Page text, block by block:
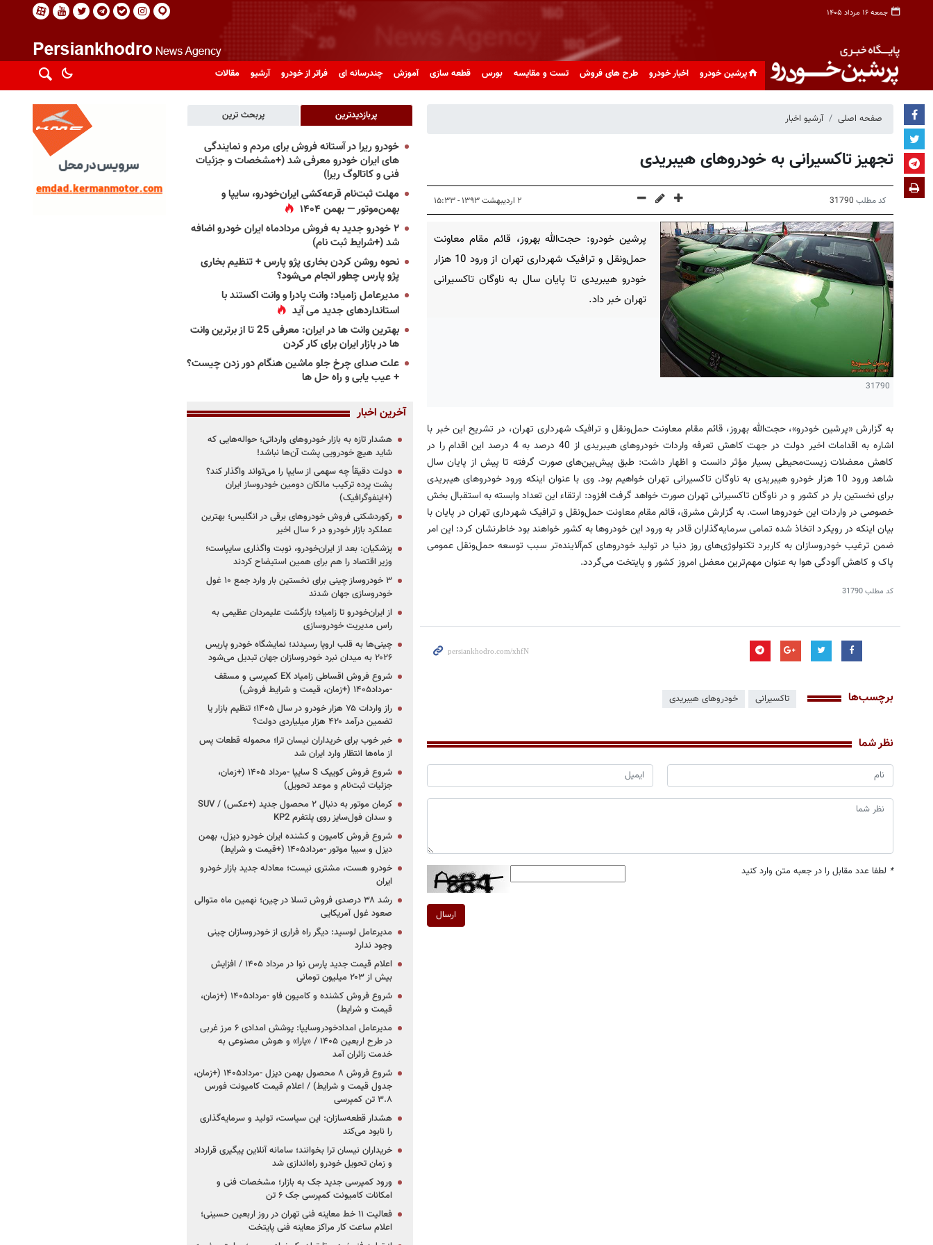
جمعه ۱۶ مرداد ۱۴۰۵
پرشین خودرو اخبار خودرو طرح های فروش تست و مقایسه بورس قطعه سازی آموزش چندرسانه ای فراتر از خودرو آرشیو مقالات
صفحه اصلی آرشیو اخبار
تجهیز تاکسیرانی به خودروهای هیبریدی
کد مطلب 31790 ۲ اردیبهشت ۱۳۹۳ - ۱۵:۳۳
31790
پرشین خودرو: حجت‌الله بهروز، قائم مقام معاونت
حمل‌ونقل و ترافیک شهرداری تهران از ورود 10 هزار
خودرو هیبریدی تا پایان سال به ناوگان تاکسیرانی
تهران خبر داد.
به گزارش «پرشین خودرو»، حجت‌الله بهروز، قائم مقام معاونت حمل‌ونقل و ترافیک شهرداری تهران، در تشریح این خبر با
اشاره به اقدامات اخیر دولت در جهت کاهش تعرفه واردات خودروهای هیبریدی از 40 درصد به 4 درصد این اقدام را در
کاهش معضلات زیست‌محیطی بسیار مؤثر دانست و اظهار داشت: طبق پیش‌بین‌های صورت گرفته تا پیش از پایان سال
شاهد ورود 10 هزار خودرو هیبریدی به ناوگان تاکسیرانی تهران خواهیم بود. وی با عنوان اینکه ورود خودروهای هیبریدی
برای نخستین بار در کشور و در ناوگان تاکسیرانی تهران صورت خواهد گرفت افزود: ارتقاء این تعداد وابسته به استقبال بخش
خصوصی در واردات این خودروها است. به گزارش مشرق، قائم مقام معاونت حمل‌ونقل و ترافیک شهرداری تهران در پایان با
بیان اینکه در رویکرد اتخاذ شده تمامی سرمایه‌گذاران قادر به ورود این خودروها به کشور خواهند بود خاطرنشان کرد: این امر
ضمن ترغیب خودروسازان به کاربرد تکنولوژی‌های روز دنیا در تولید خودروهای کم‌آلاینده‌تر سبب توسعه حمل‌ونقل عمومی
پاک و کاهش آلودگی هوا به عنوان مهم‌ترین معضل امروز کشور و پایتخت می‌گردد.
کد مطلب31790
برچسب‌ها تاکسیرانی خودروهای هیبریدی
نظر شما
* لطفا عدد مقابل را در جعبه متن وارد کنید
ارسال
پربازدیدترین پربحث ترین
خودرو ریرا در آستانه فروش برای مردم و نمایندگی
های ایران خودرو معرفی شد (+مشخصات و جزئیات
فنی و کاتالوگ ریرا)
مهلت ثبت‌نام قرعه‌کشی ایران‌خودرو، سایپا و
بهمن‌موتور — بهمن ۱۴۰۴
۲ خودرو جدید به فروش مردادماه ایران خودرو اضافه
شد (+شرایط ثبت نام)
نحوه روشن کردن بخاری پژو پارس + تنظیم بخاری
پژو پارس چطور انجام می‌شود؟
مدیرعامل زامیاد: وانت پادرا و وانت اکستند با
استانداردهای جدید می آید
بهترین وانت ها در ایران: معرفی 25 تا از برترین وانت
ها در بازار ایران برای کار کردن
علت صدای چرخ جلو ماشین هنگام دور زدن چیست؟
+ عیب یابی و راه حل ها
آخرین اخبار
هشدار تازه به بازار خودروهای وارداتی؛ حواله‌هایی که
شاید هیچ خودرویی پشت آن‌ها نباشد!
دولت دقیقاً چه سهمی از سایپا را می‌تواند واگذار کند؟
پشت پرده ترکیب مالکان دومین خودروساز ایران
(+اینفوگرافیک)
رکوردشکنی فروش خودروهای برقی در انگلیس؛ بهترین
عملکرد بازار خودرو در ۶ سال اخیر
پزشکیان: بعد از ایران‌خودرو، نوبت واگذاری سایپاست؛
وزیر اقتصاد را هم برای همین استیضاح کردند
۳ خودروساز چینی برای نخستین بار وارد جمع ۱۰ غول
خودروسازی جهان شدند
از ایران‌خودرو تا زامیاد؛ بازگشت علیمردان عظیمی به
راس مدیریت خودروسازی
چینی‌ها به قلب اروپا رسیدند؛ نمایشگاه خودرو پاریس
۲۰۲۶ به میدان نبرد خودروسازان جهان تبدیل می‌شود
شروع فروش اقساطی زامیاد EX کمپرسی و مسقف
-مرداد۱۴۰۵ (+زمان، قیمت و شرایط فروش)
راز واردات ۷۵ هزار خودرو در سال ۱۴۰۵؛ تنظیم بازار یا
تضمین درآمد ۴۲۰ هزار میلیاردی دولت؟
خبر خوب برای خریداران نیسان ترا؛ محموله قطعات پس
از ماه‌ها انتظار وارد ایران شد
شروع فروش کوییک S سایپا -مرداد ۱۴۰۵ (+زمان،
جزئیات ثبت‌نام و موعد تحویل)
کرمان موتور به دنبال ۲ محصول جدید (+عکس) / SUV
و سدان فول‌سایز روی پلتفرم KP2
شروع فروش کامیون و کشنده ایران خودرو دیزل، بهمن
دیزل و سیبا موتور -مرداد۱۴۰۵ (+قیمت و شرایط)
خودرو هست، مشتری نیست؛ معادله جدید بازار خودرو
ایران
رشد ۳۸ درصدی فروش تسلا در چین؛ نهمین ماه متوالی
صعود غول آمریکایی
مدیرعامل لوسید: دیگر راه فراری از خودروسازان چینی
وجود ندارد
اعلام قیمت جدید پارس نوا در مرداد ۱۴۰۵ / افزایش
بیش از ۲۰۳ میلیون تومانی
شروع فروش کشنده و کامیون فاو -مرداد۱۴۰۵ (+زمان،
قیمت و شرایط)
مدیرعامل امدادخودروسایپا: پوشش امدادی ۶ مرز غربی
در طرح اربعین ۱۴۰۵ / «یارا» و هوش مصنوعی به
خدمت زائران آمد
شروع فروش ۸ محصول بهمن دیزل -مرداد۱۴۰۵ (+زمان،
جدول قیمت و شرایط) / اعلام قیمت کامیونت فورس
۳.۸ تن کمپرسی
هشدار قطعه‌سازان: این سیاست، تولید و سرمایه‌گذاری
را نابود می‌کند
خریداران نیسان ترا بخوانند؛ سامانه آنلاین پیگیری قرارداد
و زمان تحویل خودرو راه‌اندازی شد
ورود کمپرسی جدید جک به بازار؛ مشخصات فنی و
امکانات کامیونت کمپرسی جک ۶ تن
فعالیت ۱۱ خط معاینه فنی تهران در روز اربعین حسینی؛
اعلام ساعت کار مراکز معاینه فنی پایتخت